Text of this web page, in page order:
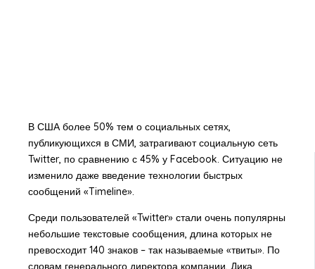
В США более 50% тем о социальных сетях,
публикующихся в СМИ, затрагивают социальную сеть
Twitter, по сравнению с 45% у Facebook. Ситуацию не
изменило даже введение технологии быстрых
сообщений «Timeline».
Среди пользователей «Twitter» стали очень популярны
небольшие текстовые сообщения, длина которых не
превосходит 140 знаков – так называемые «твиты». По